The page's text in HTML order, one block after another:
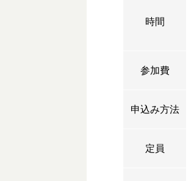
時間
参加費
申込み方法
定員